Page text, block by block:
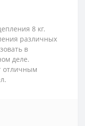
8 кг.
различных
в
деле.
отличным